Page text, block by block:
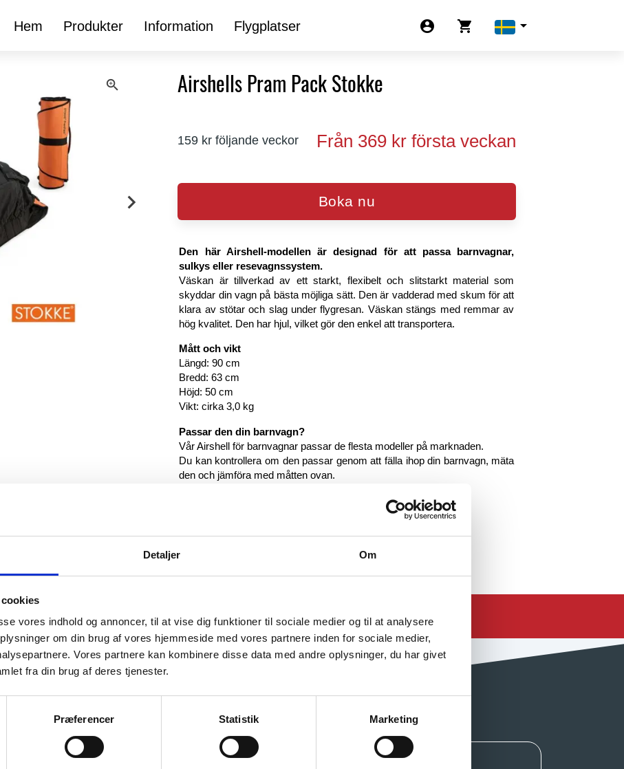
Detaljer Om
vores indhold og annoncer, til at vise dig funktioner til sociale medier og til at analysere
om din brug af vores hjemmeside med vores partnere inden for sociale medier,
Vores partnere kan kombinere disse data med andre oplysninger, du har givet
fra din brug af deres tjenester.
Præferencer Statistik Marketing
Hem Produkter Information Flygplatser arrow_drop_down
shopping_cart
account_circle
Airshells Pram Pack Stokke
Från 369 kr första veckan
159 kr följande veckor
Boka nu
Den här Airshell-modellen är designad för att passa barnvagnar,
sulkys eller resevagnssystem.
Väskan är tillverkad av ett starkt, flexibelt och slitstarkt material som
skyddar din vagn på bästa möjliga sätt. Den är vadderad med skum för att
klara av stötar och slag under flygresan. Väskan stängs med remmar av
hög kvalitet. Den har hjul, vilket gör den enkel att transportera.
Mått och vikt
Längd: 90 cm
Bredd: 63 cm
Höjd: 50 cm
Vikt: cirka 3,0 kg
Passar den din barnvagn?
Vår Airshell för barnvagnar passar de flesta modeller på marknaden.
Du kan kontrollera om den passar genom att fälla ihop din barnvagn, mäta
den och jämföra med måtten ovan.
Väskan kan vikas ihop för att ta så lite plats som möjligt.
erbjuder skyddsväskor av högsta kvalitet och rekommenderas av flera flygbolag.